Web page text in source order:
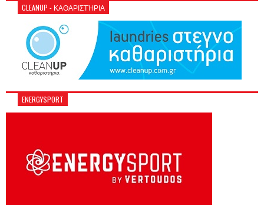
CLEANUP - ΚΑΘΑΡΙΣΤΉΡΙΑ
ENERGYSPORT